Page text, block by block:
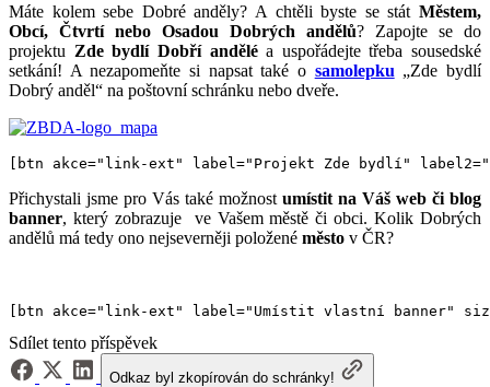
Máte kolem sebe Dobré anděly? A chtěli byste se stát Městem,
Obcí, Čtvrtí nebo Osadou Dobrých andělů? Zapojte se do
projektu Zde bydlí Dobří anděléa uspořádejte třeba sousedské
setkání! A nezapomeňte si napsat také o samolepku „Zde bydlí
Dobrý anděl“ na poštovní schránku nebo dveře.
[btn akce="link-ext" label="Projekt Zde bydlí"
Přichystali jsme pro Vás také možnost umístit na Váš web či blog
banner, který zobrazuje ve Vašem městě či obci. Kolik Dobrých
andělů má tedy ono nejseverněji položené město v ČR?
[btn akce="link-ext" label="Umístit vlastní banner"
Sdílet tento příspěvek
Odkaz byl zkopírován do schránky!